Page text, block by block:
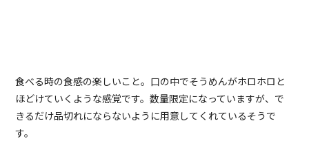
食べる時の食感の楽しいこと。口の中でそうめんがホロホロと
ほどけていくような感覚です。数量限定になっていますが、で
きるだけ品切れにならないように用意してくれているそうで
す。